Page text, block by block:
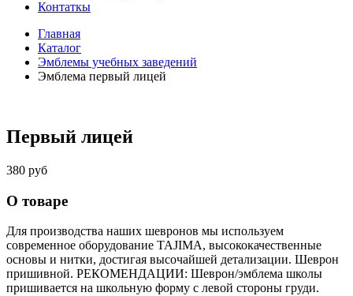
Контаткы
Главная
Каталог
Эмблемы учебных заведений
Эмблема первый лицей
Первый лицей
380 руб
О товаре
Для производства наших шевронов мы используем
современное оборудование TAJIMA, высококачественные
основы и нитки, достигая высочайшей детализации. Шеврон
пришивной. РЕКОМЕНДАЦИИ: Шеврон/эмблема школы
пришивается на школьную форму с левой стороны груди.